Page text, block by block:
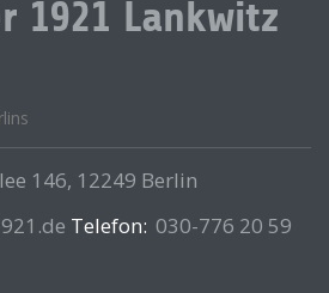
1921 Lankwitz
146, 12249 Berlin
Telefon: 030-776 20 59